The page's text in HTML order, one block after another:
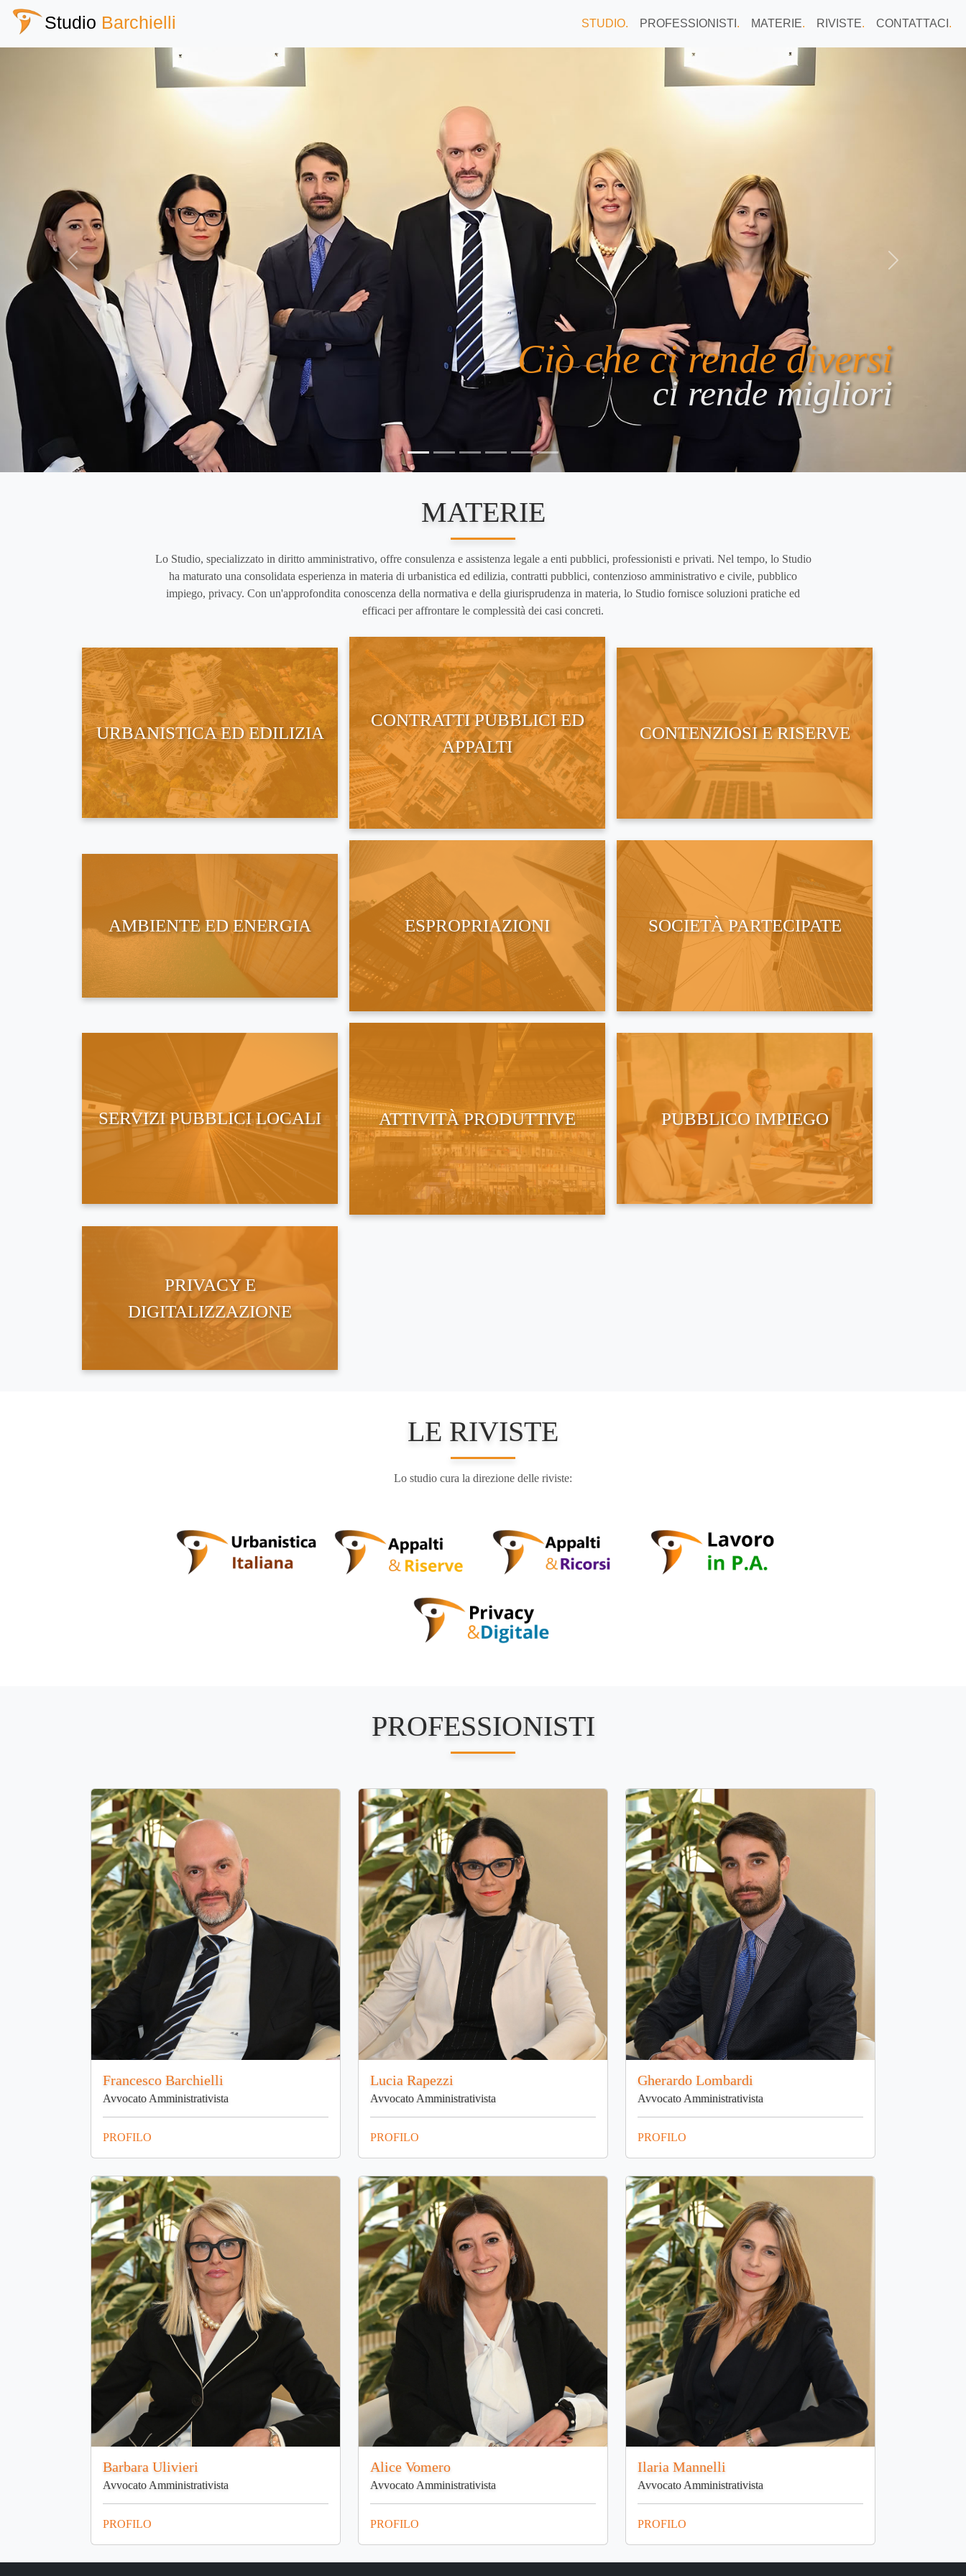
Studio Barchielli STUDIO. PROFESSIONISTI . MATERIE. RIVISTE. CONTATTACI .
Ciò che ci rende diversi
ci rende migliori
Previous Next
MATERIE
Lo Studio, specializzato in diritto amministrativo, offre consulenza e assistenza legale a enti pubblici, professionisti e privati. Nel tempo, lo Studio
ha maturato una consolidata esperienza in materia di urbanistica ed edilizia, contratti pubblici, contenzioso amministrativo e civile, pubblico
impiego, privacy. Con un'approfondita conoscenza della normativa e della giurisprudenza in materia, lo Studio fornisce soluzioni pratiche ed
efficaci per affrontare le complessità dei casi concreti.
URBANISTICA ED EDILIZIA
CONTRATTI PUBBLICI ED
APPALTI
CONTENZIOSI E RISERVE
AMBIENTE ED ENERGIA ESPROPRIAZIONI SOCIETÀ PARTECIPATE
SERVIZI PUBBLICI LOCALI ATTIVITÀ PRODUTTIVE PUBBLICO IMPIEGO
PRIVACY E
DIGITALIZZAZIONE
LE RIVISTE
Lo studio cura la direzione delle riviste:
PROFESSIONISTI
Francesco Barchielli
Avvocato Amministrativista
PROFILO
Lucia Rapezzi
Avvocato Amministrativista
PROFILO
Gherardo Lombardi
Avvocato Amministrativista
PROFILO
Barbara Ulivieri
Avvocato Amministrativista
PROFILO
Alice Vomero
Avvocato Amministrativista
PROFILO
Ilaria Mannelli
Avvocato Amministrativista
PROFILO